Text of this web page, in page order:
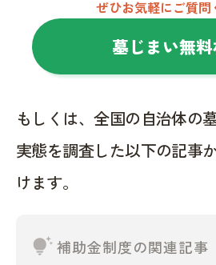
ぜひお気軽にご質問
墓じまい無
もしくは、全国の自治体の
実態を調査した以下の記事
けます。
tips_and_updates補助金制度の関連記事